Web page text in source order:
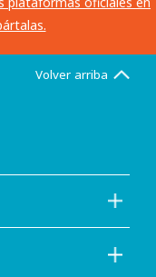
Volver arriba